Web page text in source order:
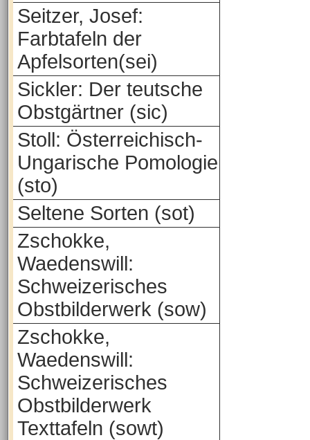
Seitzer, Josef:
Farbtafeln der
Apfelsorten(sei)
Sickler: Der teutsche
Obstgärtner (sic)
Stoll: Österreichisch-
Ungarische Pomologie
(sto)
Seltene Sorten (sot)
Zschokke,
Waedenswill:
Schweizerisches
Obstbilderwerk (sow)
Zschokke,
Waedenswill:
Schweizerisches
Obstbilderwerk
Texttafeln (sowt)